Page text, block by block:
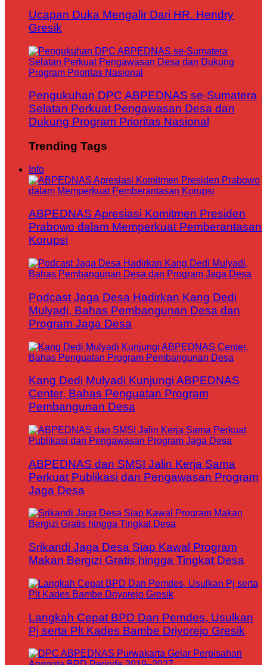
Ucapan Duka Mengalir Dari HR. Hendry
Gresik
Pengukuhan DPC ABPEDNAS se-Sumatera
Selatan Perkuat Pengawasan Desa dan
Dukung Program Prioritas Nasional
Trending Tags
Info
ABPEDNAS Apresiasi Komitmen Presiden
Prabowo dalam Memperkuat Pemberantasan
Korupsi
Podcast Jaga Desa Hadirkan Kang Dedi
Mulyadi, Bahas Pembangunan Desa dan
Program Jaga Desa
Kang Dedi Mulyadi Kunjungi ABPEDNAS
Center, Bahas Penguatan Program
Pembangunan Desa
ABPEDNAS dan SMSI Jalin Kerja Sama
Perkuat Publikasi dan Pengawasan Program
Jaga Desa
Srikandi Jaga Desa Siap Kawal Program
Makan Bergizi Gratis hingga Tingkat Desa
Langkah Cepat BPD Dan Pemdes, Usulkan
Pj serta Plt Kades Bambe Driyorejo Gresik